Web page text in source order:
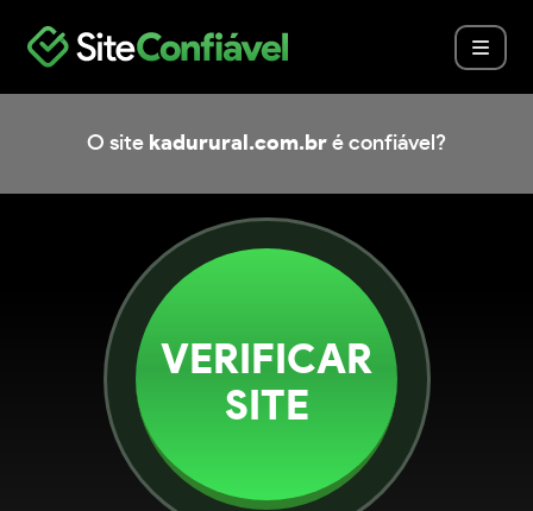
O site kadurural.com.br é confiável?
VERIFICAR
SITE